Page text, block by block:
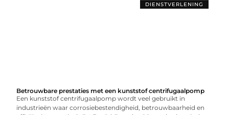
DIENSTVERLENING
Betrouwbare prestaties met een kunststof centrifugaalpomp
Een kunststof centrifugaalpomp wordt veel gebruikt in
industrieën waar corrosiebestendigheid, betrouwbaarheid en